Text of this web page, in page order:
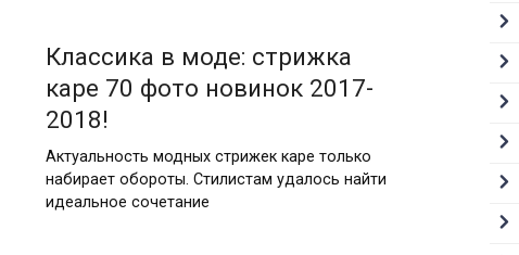
Классика в моде: стрижка
каре 70 фото новинок 2017-
2018!
Актуальность модных стрижек каре только
набирает обороты. Стилистам удалось найти
идеальное сочетание